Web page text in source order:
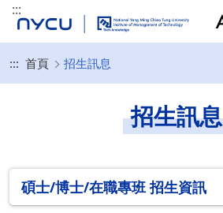
:::
::: 首頁 招生訊息
招生訊息
碩士/博士/在職專班 招生資訊